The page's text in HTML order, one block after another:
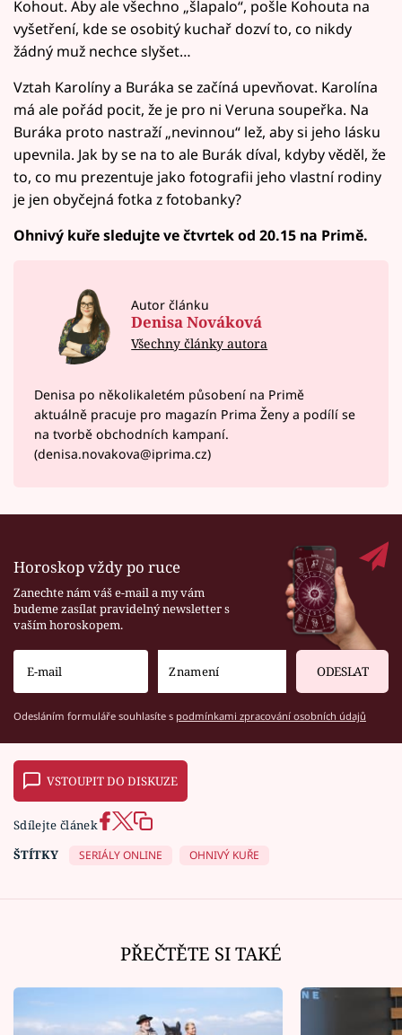
Kohout. Aby ale všechno „šlapalo“, pošle Kohouta na
vyšetření, kde se osobitý kuchař dozví to, co nikdy
žádný muž nechce slyšet…
Vztah Karolíny a Buráka se začíná upevňovat. Karolína
má ale pořád pocit, že je pro ni Veruna soupeřka. Na
Buráka proto nastraží „nevinnou“ lež, aby si jeho lásku
upevnila. Jak by se na to ale Burák díval, kdyby věděl, že
to, co mu prezentuje jako fotografii jeho vlastní rodiny
je jen obyčejná fotka z fotobanky?
Ohnivý kuře sledujte ve čtvrtek od 20.15 na Primě.
Autor článku
Denisa Nováková
Všechny články autora
Denisa po několikaletém působení na Primě
aktuálně pracuje pro magazín Prima Ženy a podílí se
na tvorbě obchodních kampaní.
(denisa.novakova@iprima.cz)
Horoskop vždy po ruce
Zanechte nám váš e-mail a my vám
budeme zasílat pravidelný newsletter s
vaším horoskopem.
ODESLAT
Odesláním formuláře souhlasíte s podmínkami zpracování osobních údajů
VSTOUPIT DO DISKUZE
Sdílejte článek
ŠTÍTKY
SERIÁLY ONLINE OHNIVÝ KUŘE
PŘEČTĚTE SI TAKÉ